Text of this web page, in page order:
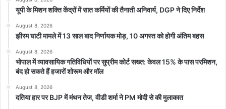
featured TRAIN
यूपी के मिशन शक्ति केंद्रों में सात कर्मियों की तैनाती अनिवार्य, DGP ने दिए निर्देश
August 8, 2026
झीरम घाटी मामले में 13 साल बाद निर्णायक मोड़, 10 अगस्त को होगी अंतिम बहस
August 8, 2026
भोपाल में व्यावसायिक गतिविधियों पर सुप्रीम कोर्ट सख्त: केवल 15% के पास परमिशन,
बंद हो सकते हैं हजारों शोरूम और मॉल
August 8, 2026
दतिया हार पर BJP में मंथन तेज, वीडी शर्मा ने PM मोदी से की मुलाकात